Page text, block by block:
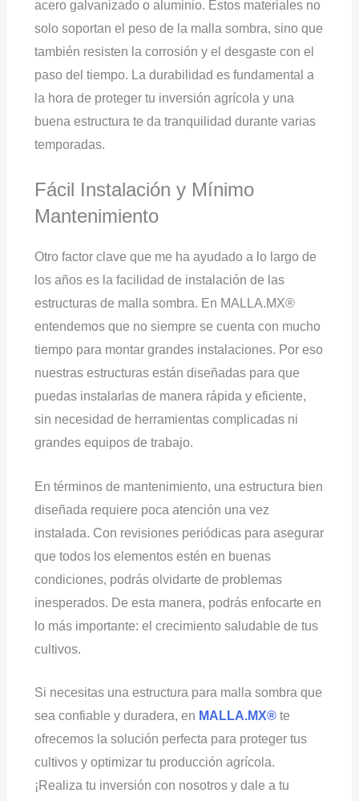
acero galvanizado o aluminio. Estos materiales no
solo soportan el peso de la malla sombra, sino que
también resisten la corrosión y el desgaste con el
paso del tiempo. La durabilidad es fundamental a
la hora de proteger tu inversión agrícola y una
buena estructura te da tranquilidad durante varias
temporadas.
Fácil Instalación y Mínimo
Mantenimiento
Otro factor clave que me ha ayudado a lo largo de
los años es la facilidad de instalación de las
estructuras de malla sombra. En MALLA.MX®
entendemos que no siempre se cuenta con mucho
tiempo para montar grandes instalaciones. Por eso
nuestras estructuras están diseñadas para que
puedas instalarlas de manera rápida y eficiente,
sin necesidad de herramientas complicadas ni
grandes equipos de trabajo.
En términos de mantenimiento, una estructura bien
diseñada requiere poca atención una vez
instalada. Con revisiones periódicas para asegurar
que todos los elementos estén en buenas
condiciones, podrás olvidarte de problemas
inesperados. De esta manera, podrás enfocarte en
lo más importante: el crecimiento saludable de tus
cultivos.
Si necesitas una estructura para malla sombra que
sea confiable y duradera, en MALLA.MX®te
ofrecemos la solución perfecta para proteger tus
cultivos y optimizar tu producción agrícola.
¡Realiza tu inversión con nosotros y dale a tu